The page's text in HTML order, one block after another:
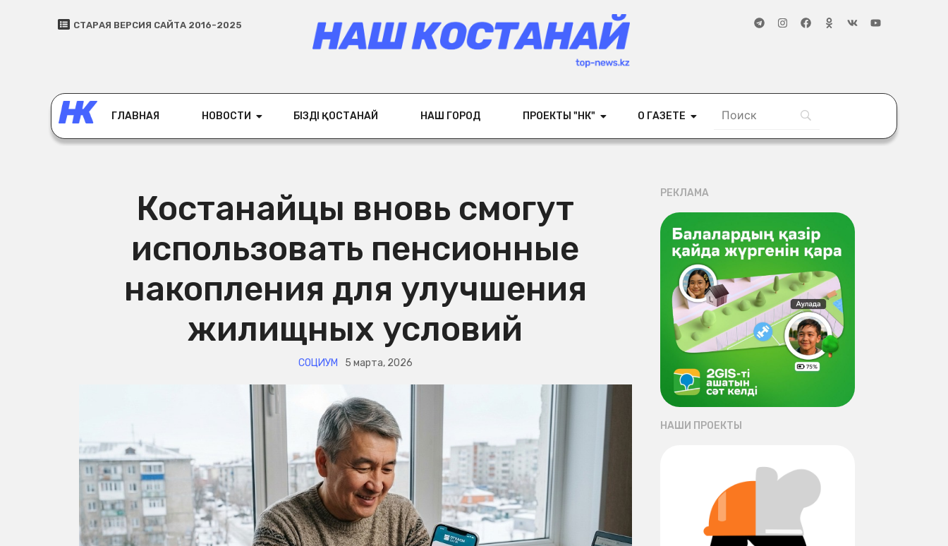
СТАРАЯ ВЕРСИЯ САЙТА 2016-2025
ГЛАВНАЯ НОВОСТИ БІЗДІҢ ҚОСТАНАЙ НАШ ГОРОД ПРОЕКТЫ "НК" О ГАЗЕТЕ
Костанайцы вновь смогут
использовать пенсионные
накопления для улучшения
жилищных условий
СОЦИУМ 5 марта, 2026
РЕКЛАМА
НАШИ ПРОЕКТЫ